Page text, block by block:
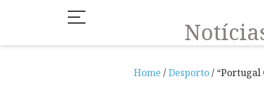
Home /Desporto/ “Portugal